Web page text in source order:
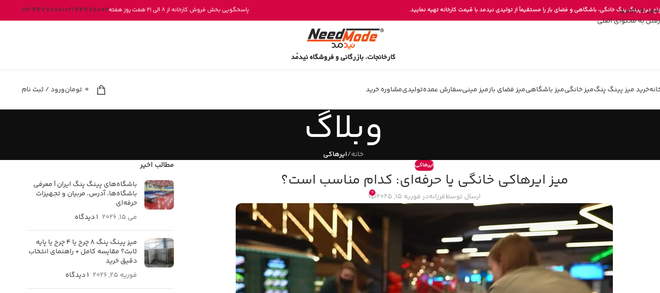
عبور به ناوبری
رفتن به محتوای اصلی
میز پینگ پنگ خانگی، باشگاهی و فضای باز را مستقیماً از تولیدی نیدمد با قیمت کارخانه تهیه نمایید. پاسخگویی بخش فروش کارخانه از 8 الی 21 هفت روز هفته 44778002 021
44778001 021
خرید میز پینگ پنگمیز خانگیمیز باشگاهیمیز فضای بازمیز مینیسفارش عمدهتولیدیمشاوره خرید تومان 0 ورود / ثبت نام
وبلاگ
خانه/ایرهاکی
ایرهاکی
میز ایرهاکی خانگی یا حرفه‌ای: کدام مناسب است؟
ارسال توسطفرزانهدر فوریه 15, 2025 0
مطالب اخیر
باشگاه‌های پینگ پنگ ایران | معرفی
باشگاه‌ها، آدرس، مربیان و تجهیزات
حرفه‌ای
می 15, 2026
۱ دیدگاه
میز پینگ پنگ 8 چرخ یا 4 چرخ یا پایه
ثابت؟ مقایسه کامل + راهنمای انتخاب
دقیق خرید
فوریه 25, 2026
۱ دیدگاه